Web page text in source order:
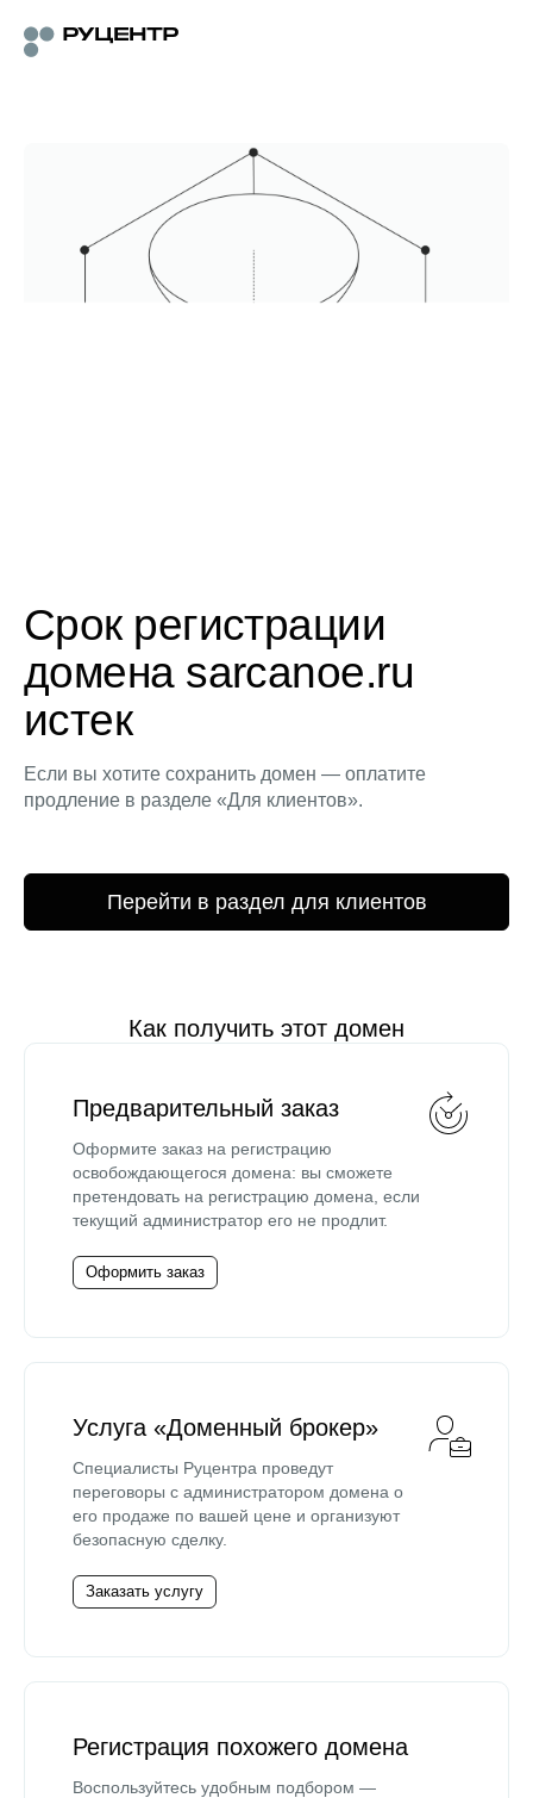
Срок регистрации
домена sarcanoe.ru
истек
Если вы хотите сохранить домен — оплатите
продление в разделе «Для клиентов».
Перейти в раздел для клиентов
Как получить этот домен
Предварительный заказ
Оформите заказ на регистрацию
освобождающегося домена: вы сможете
претендовать на регистрацию домена, если
текущий администратор его не продлит.
Оформить заказ
Услуга «Доменный брокер»
Специалисты Руцентра проведут
переговоры с администратором домена о
его продаже по вашей цене и организуют
безопасную сделку.
Заказать услугу
Регистрация похожего домена
Воспользуйтесь удобным подбором —